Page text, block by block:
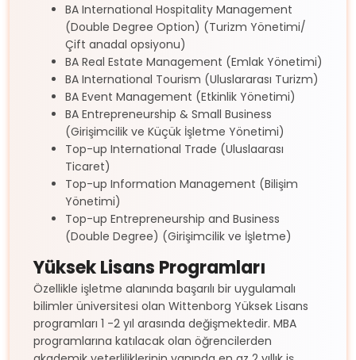
BA International Hospitality Management
(Double Degree Option) (Turizm Yönetimi/
Çift anadal opsiyonu)
BA Real Estate Management (Emlak Yönetimi)
BA International Tourism (Uluslararası Turizm)
BA Event Management (Etkinlik Yönetimi)
BA Entrepreneurship & Small Business
(Girişimcilik ve Küçük İşletme Yönetimi)
Top-up International Trade (Uluslaarası
Ticaret)
Top-up Information Management (Bilişim
Yönetimi)
Top-up Entrepreneurship and Business
(Double Degree) (Girişimcilik ve İşletme)
Yüksek Lisans Programları
Özellikle işletme alanında başarılı bir uygulamalı
bilimler üniversitesi olan Wittenborg Yüksek Lisans
programları 1 -2 yıl arasında değişmektedir. MBA
programlarına katılacak olan öğrencilerden